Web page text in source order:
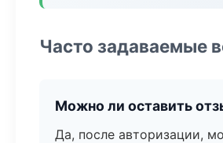
Часто задаваемые
Можно ли оставить
Да, после авторизации,